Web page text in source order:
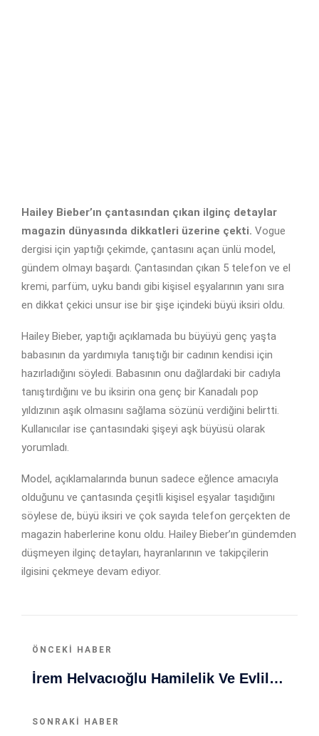
Hailey Bieber’ın çantasından çıkan ilginç detaylar
magazin dünyasında dikkatleri üzerine çekti. Vogue
dergisi için yaptığı çekimde, çantasını açan ünlü model,
gündem olmayı başardı. Çantasından çıkan 5 telefon ve el
kremi, parfüm, uyku bandı gibi kişisel eşyalarının yanı sıra
en dikkat çekici unsur ise bir şişe içindeki büyü iksiri oldu.
Hailey Bieber, yaptığı açıklamada bu büyüyü genç yaşta
babasının da yardımıyla tanıştığı bir cadının kendisi için
hazırladığını söyledi. Babasının onu dağlardaki bir cadıyla
tanıştırdığını ve bu iksirin ona genç bir Kanadalı pop
yıldızının aşık olmasını sağlama sözünü verdiğini belirtti.
Kullanıcılar ise çantasındaki şişeyi aşk büyüsü olarak
yorumladı.
Model, açıklamalarında bunun sadece eğlence amacıyla
olduğunu ve çantasında çeşitli kişisel eşyalar taşıdığını
söylese de, büyü iksiri ve çok sayıda telefon gerçekten de
magazin haberlerine konu oldu. Hailey Bieber’ın gündemden
düşmeyen ilginç detayları, hayranlarının ve takipçilerin
ilgisini çekmeye devam ediyor.
ÖNCEKI HABER
İrem Helvacıoğlu Hamilelik Ve Evlilik Gelişmesiyle Dikkat Çekti
SONRAKI HABER